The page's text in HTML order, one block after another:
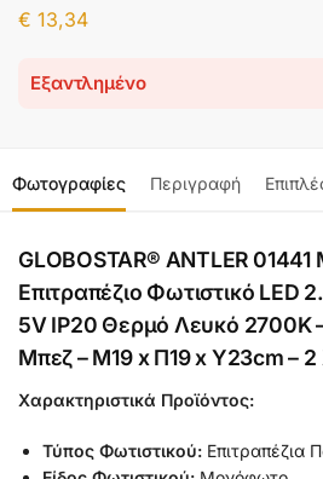
€ 13,34
Εξαντλημένο
Φωτογραφίες Περιγραφή
GLOBOSTAR® ANTLER
Επιτραπέζιο Φωτιστικό LED
5V IP20 Θερμό Λευκό 2700K
Μπεζ – Μ19 x Π19 x Υ23cm –
Χαρακτηριστικά Προϊόντος:
Τύπος Φωτιστικού: Επιτραπέζια